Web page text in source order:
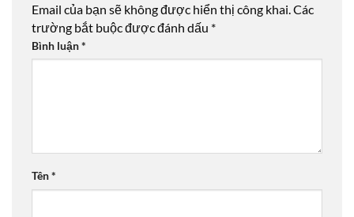
Email của bạn sẽ không được hiển thị công khai. Các
trường bắt buộc được đánh dấu *
Bình luận*
Tên*